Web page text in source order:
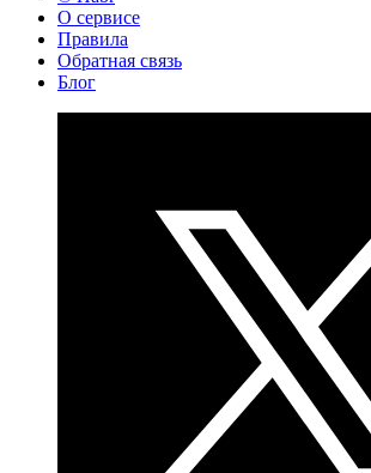
О сервисе
Правила
Обратная связь
Блог